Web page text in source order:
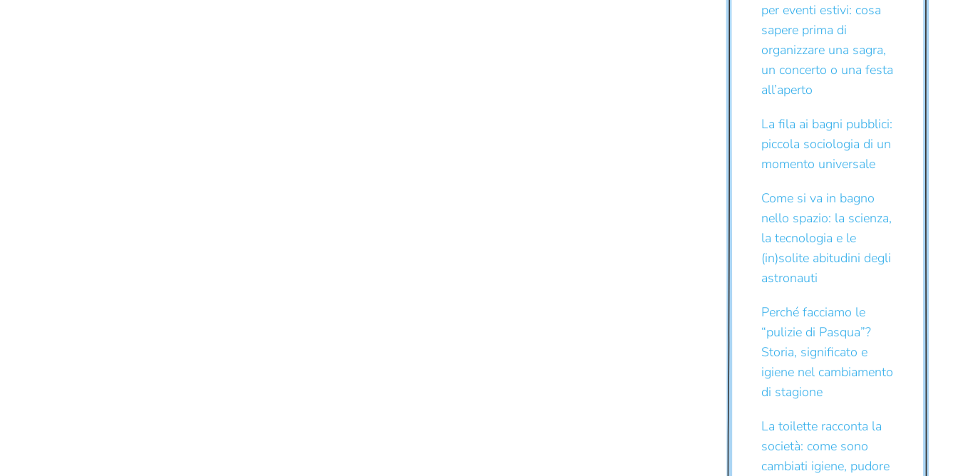
per eventi estivi: cosa
sapere prima di
organizzare una sagra,
un concerto o una festa
all’aperto
La fila ai bagni pubblici:
piccola sociologia di un
momento universale
Come si va in bagno
nello spazio: la scienza,
la tecnologia e le
(in)solite abitudini degli
astronauti
Perché facciamo le
“pulizie di Pasqua”?
Storia, significato e
igiene nel cambiamento
di stagione
La toilette racconta la
società: come sono
cambiati igiene, pudore